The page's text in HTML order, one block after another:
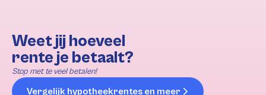
Weet jij hoeveel
rente je betaalt?
Stop met te veel betalen!
Vergelijk hypotheekrentes en meer